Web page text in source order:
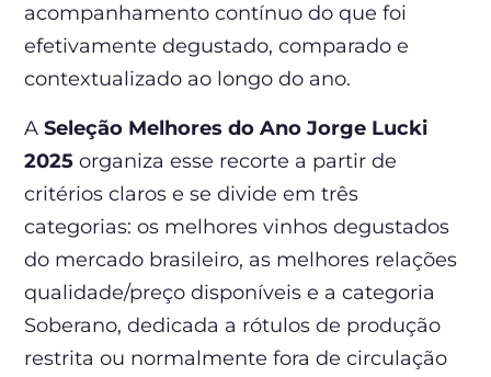
acompanhamento contínuo do que foi
efetivamente degustado, comparado e
contextualizado ao longo do ano.
ASeleção Melhores do Ano Jorge Lucki
2025 organiza esse recorte a partir de
critérios claros e se divide em três
categorias: os melhores vinhos degustados
do mercado brasileiro, as melhores relações
qualidade/preço disponíveis e a categoria
Soberano, dedicada a rótulos de produção
restrita ou normalmente fora de circulação